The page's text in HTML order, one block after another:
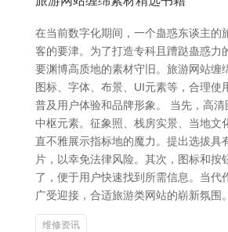
在当前数字化期间，一个蛊惑东谈主的
客的要津。为了打造专科且蹧跶蛊惑力
要渊博高质地的素材守旧。旅游网站缠
图标、字体、布景、UI元素等，合理使
普及用户体验和品牌形象。 当先，高
中枢元素。征象照、栈房实景、当地文
直不雅展示指标地的魔力。提出选拔具
片，以幸免法律风险。其次，图标和按
了，便于用户快速找到所需信息。当代
广受迎接，合适旅游类网站的崭新氛围
维修资讯